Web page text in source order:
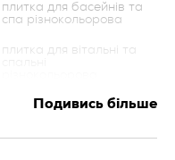
плитка для басейнів та
спа різнокольорова
плитка для вітальні та
плитка червона
мозаїки
Подивись більше